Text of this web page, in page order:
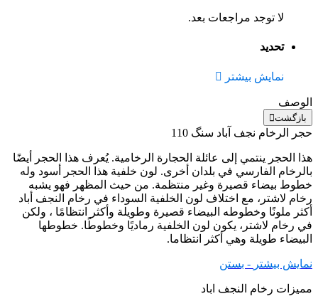
لا توجد مراجعات بعد.
تحديد
نمایش بیشتر
الوصف
بازگشت
حجر الرخام نجف آباد سنگ 110
هذا الحجر ينتمي إلى عائلة الحجارة الرخامية. يُعرف هذا الحجر أيضًا
بالرخام الفارسي في بلدان أخرى. لون خلفية هذا الحجر أسود وله
خطوط بيضاء قصيرة وغير منتظمة. من حيث المظهر فهو يشبه
رخام لاشتر، مع اختلاف لون الخلفية السوداء في رخام النجف أباد
أكثر ملونًا وخطوطه البيضاء قصيرة وطويلة وأكثر انتظامًا ، ولكن
في رخام لاشتر، يكون لون الخلفية رماديًا وخطوطًا. خطوطها
البيضاء طويلة وهي أكثر انتظاما.
نمایش بیشتر - بستن
مميزات رخام النجف اباد